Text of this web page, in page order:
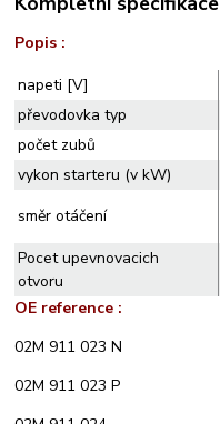
Popis :
napeti [V]
převodovka typ
počet zubů
vykon starteru (v kW)
směr otáčení
Pocet upevnovacich
otvoru
OE reference :
02M 911 023 N
02M 911 023 P